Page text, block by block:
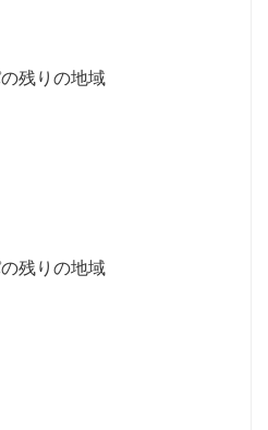
残りの地域
残りの地域